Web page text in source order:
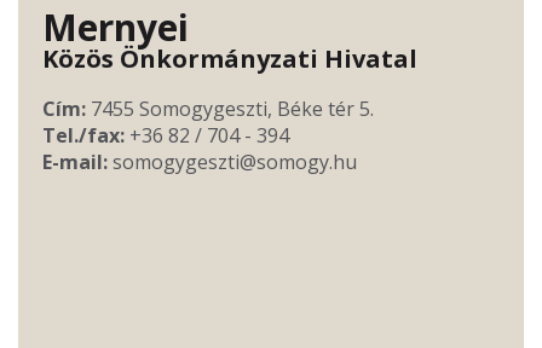
Mernyei
Közös Önkormányzati Hivatal
Cím: 7455 Somogygeszti, Béke tér 5.
Tel./fax: +36 82 / 704 - 394
E-mail:somogygeszti@somogy.hu